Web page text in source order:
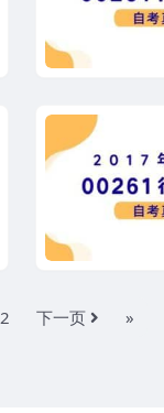
2 下一页 »